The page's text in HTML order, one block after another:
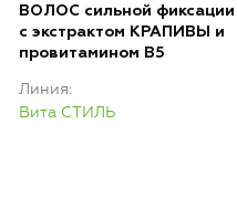
ВОЛОС сильной фиксации
с экстрактом КРАПИВЫ и
провитамином В5
Линия
Вита СТИЛЬ